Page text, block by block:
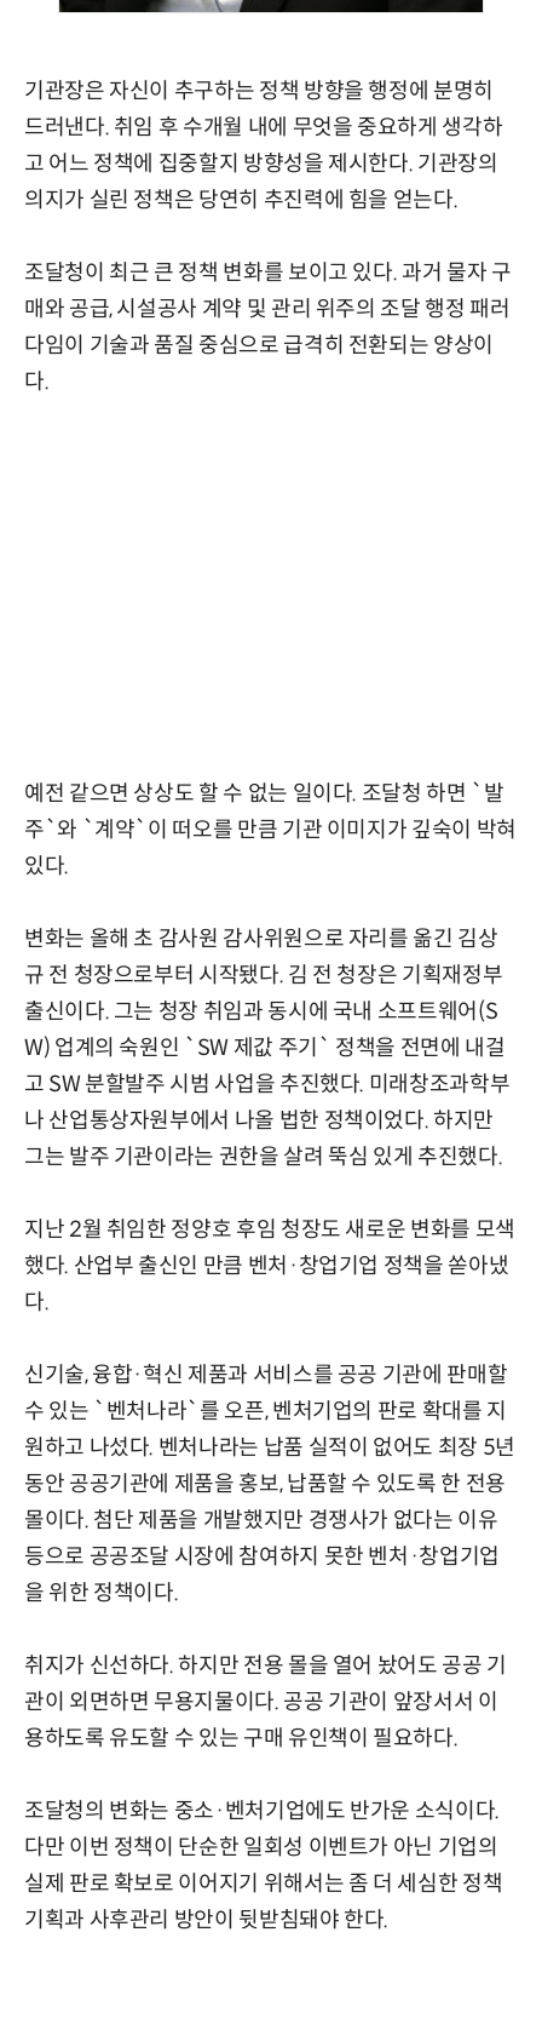
기관장은 자신이 추구하는 정책 방향을 행정에 분명히
드러낸다. 취임 후 수개월 내에 무엇을 중요하게 생각하
고 어느 정책에 집중할지 방향성을 제시한다. 기관장의
의지가 실린 정책은 당연히 추진력에 힘을 얻는다.
조달청이 최근 큰 정책 변화를 보이고 있다. 과거 물자 구
매와 공급, 시설공사 계약 및 관리 위주의 조달 행정 패러
다임이 기술과 품질 중심으로 급격히 전환되는 양상이
다.
예전 같으면 상상도 할 수 없는 일이다. 조달청 하면 `발
주`와 `계약`이 떠오를 만큼 기관 이미지가 깊숙이 박혀
있다.
변화는 올해 초 감사원 감사위원으로 자리를 옮긴 김상
규 전 청장으로부터 시작됐다. 김 전 청장은 기획재정부
출신이다. 그는 청장 취임과 동시에 국내 소프트웨어(S
W) 업계의 숙원인 `SW 제값 주기` 정책을 전면에 내걸
고 SW 분할발주 시범 사업을 추진했다. 미래창조과학부
나 산업통상자원부에서 나올 법한 정책이었다. 하지만
그는 발주 기관이라는 권한을 살려 뚝심 있게 추진했다.
지난 2월 취임한 정양호 후임 청장도 새로운 변화를 모색
했다. 산업부 출신인 만큼 벤처·창업기업 정책을 쏟아냈
다.
신기술, 융합·혁신 제품과 서비스를 공공 기관에 판매할
수 있는 `벤처나라`를 오픈, 벤처기업의 판로 확대를 지
원하고 나섰다. 벤처나라는 납품 실적이 없어도 최장 5년
동안 공공기관에 제품을 홍보, 납품할 수 있도록 한 전용
몰이다. 첨단 제품을 개발했지만 경쟁사가 없다는 이유
등으로 공공조달 시장에 참여하지 못한 벤처·창업기업
을 위한 정책이다.
취지가 신선하다. 하지만 전용 몰을 열어 놨어도 공공 기
관이 외면하면 무용지물이다. 공공 기관이 앞장서서 이
용하도록 유도할 수 있는 구매 유인책이 필요하다.
조달청의 변화는 중소·벤처기업에도 반가운 소식이다.
다만 이번 정책이 단순한 일회성 이벤트가 아닌 기업의
실제 판로 확보로 이어지기 위해서는 좀 더 세심한 정책
기획과 사후관리 방안이 뒷받침돼야 한다.